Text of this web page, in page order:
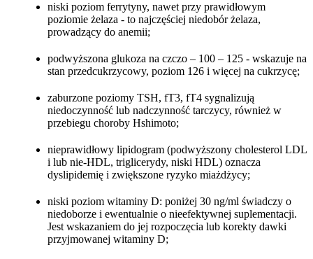
niski poziom ferrytyny, nawet przy prawidłowym
poziomie żelaza - to najczęściej niedobór żelaza,
prowadzący do anemii;
podwyższona glukoza na czczo – 100 – 125 - wskazuje na
stan przedcukrzycowy, poziom 126 i więcej na cukrzycę;
zaburzone poziomy TSH, fT3, fT4 sygnalizują
niedoczynność lub nadczynność tarczycy, również w
przebiegu choroby Hshimoto;
nieprawidłowy lipidogram (podwyższony cholesterol LDL
i lub nie-HDL, triglicerydy, niski HDL) oznacza
dyslipidemię i zwiększone ryzyko miażdżycy;
niski poziom witaminy D: poniżej 30 ng/ml świadczy o
niedoborze i ewentualnie o nieefektywnej suplementacji.
Jest wskazaniem do jej rozpoczęcia lub korekty dawki
przyjmowanej witaminy D;